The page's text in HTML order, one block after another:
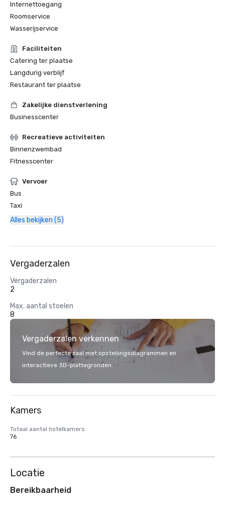
Internettoegang
Roomservice
Wasserijservice
Faciliteiten
Catering ter plaatse
Langdurig verblijf
Restaurant ter plaatse
Zakelijke dienstverlening
Businesscenter
Recreatieve activiteiten
Binnenzwembad
Fitnesscenter
Vervoer
Bus
Taxi
Alles bekijken (5)
Vergaderzalen
Vergaderzalen
2
Max. aantal stoelen
8
Vergaderzalen verkennen
Vind de perfecte zaal met opstellingsdiagrammen en
interactieve 3D-plattegronden.
Kamers
Totaal aantal hotelkamers
76
Locatie
Bereikbaarheid